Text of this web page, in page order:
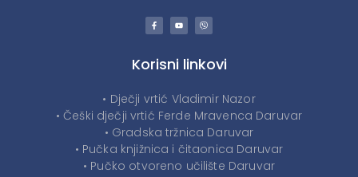
Korisni linkovi
• Dječji vrtić Vladimir Nazor
• Češki dječji vrtić Ferde Mravenca Daruvar
• Gradska tržnica Daruvar
• Pučka knjižnica i čitaonica Daruvar
• Pučko otvoreno učilište Daruvar